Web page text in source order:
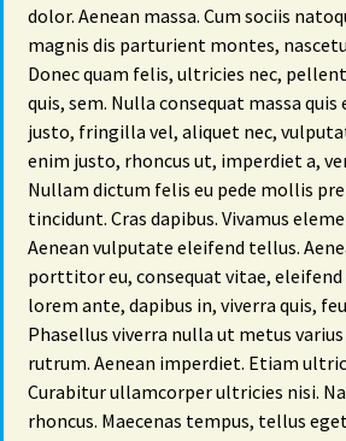
dolor. Aenean massa. Cum sociis
magnis dis parturient montes,
Donec quam felis, ultricies nec,
quis, sem. Nulla consequat massa quis
justo, fringilla vel, aliquet nec,
enim justo, rhoncus ut, imperdiet a,
Nullam dictum felis eu pede mollis
tincidunt. Cras dapibus. Vivamus
Aenean vulputate eleifend tellus.
porttitor eu, consequat vitae, eleifend
lorem ante, dapibus in, viverra quis,
Phasellus viverra nulla ut metus
rutrum. Aenean imperdiet. Etiam
Curabitur ullamcorper ultricies nisi.
rhoncus. Maecenas tempus, tellus